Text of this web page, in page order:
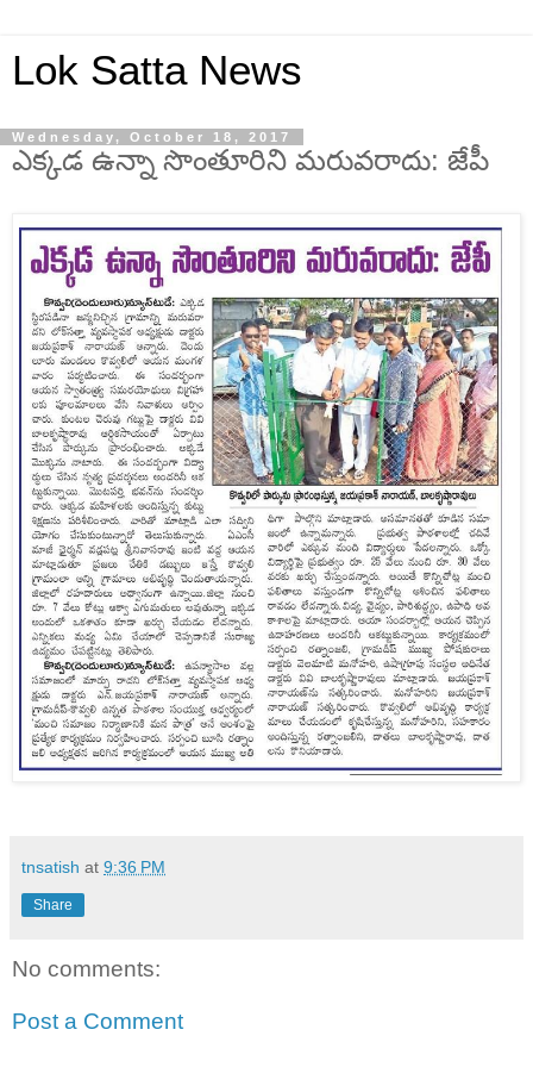
Lok Satta News
Wednesday, October 18, 2017
ఎక్కడ ఉన్నా సొంతూరిని మరువరాదు: జేపీ
tnsatish at 9:36 PM
Share
No comments:
Post a Comment